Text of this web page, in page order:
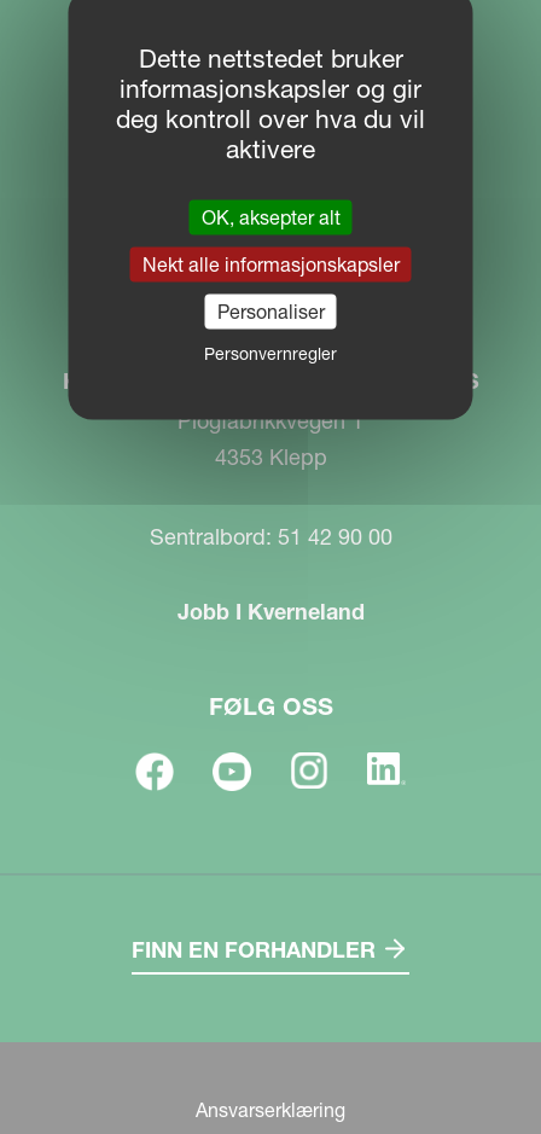
NETTSTED NAVIGERING
Download Centre
MYKVERNELAND
KONTAKT
Kverneland Group Operation Norway AS
Plogfabrikkvegen 1
4353 Klepp
Sentralbord: 51 42 90 00
Jobb I Kverneland
FØLG OSS
FINN EN FORHANDLER
Ansvarserklæring
Dette nettstedet bruker
informasjonskapsler og gir
deg kontroll over hva du vil
aktivere
OK, aksepter alt
Nekt alle informasjonskapsler
Personaliser
Personvernregler